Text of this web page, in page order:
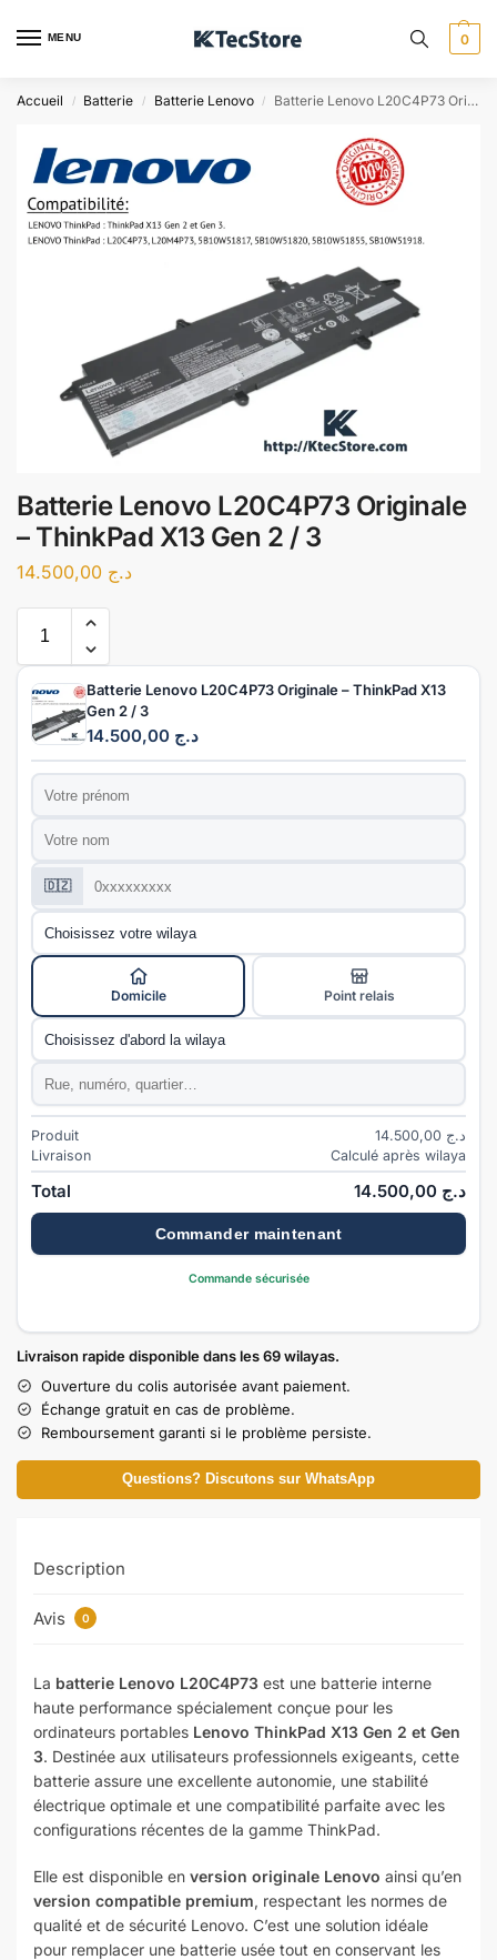
MENU 0
Accueil / Batterie / Batterie Lenovo / Batterie Lenovo L20C4P73 Originale – ThinkPad X13 Gen 2 / 3
Batterie Lenovo L20C4P73 Originale
– ThinkPad X13 Gen 2 / 3
د.ج
Batterie Lenovo L20C4P73 Originale – ThinkPad X13
Gen 2 / 3
د.ج
Prénom
Nom
Téléphone
🇩🇿
Wilaya
Mode de livraison
Domicile
Point relais
Commune
Adresse
Produit د.ج
Livraison
Calculé après wilaya
Total د.ج
Commander maintenant
Commande sécurisée
Livraison rapide disponible dans les 69 wilayas.
Ouverture du colis autorisée avant paiement.
Échange gratuit en cas de problème.
Remboursement garanti si le problème persiste.
Questions? Discutons sur WhatsApp
Description
Avis 0
La batterie Lenovo L20C4P73 est une batterie interne
haute performance spécialement conçue pour les
ordinateurs portables Lenovo ThinkPad X13 Gen 2 et Gen
3. Destinée aux utilisateurs professionnels exigeants, cette
batterie assure une excellente autonomie, une stabilité
électrique optimale et une compatibilité parfaite avec les
configurations récentes de la gamme ThinkPad.
Elle est disponible en version originale Lenovo ainsi qu’en
version compatible premium, respectant les normes de
qualité et de sécurité Lenovo. C’est une solution idéale
pour remplacer une batterie usée tout en conservant les